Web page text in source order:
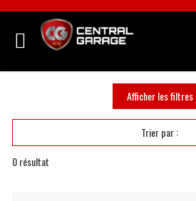
0 résultat
Trier par :
Afficher les filtres